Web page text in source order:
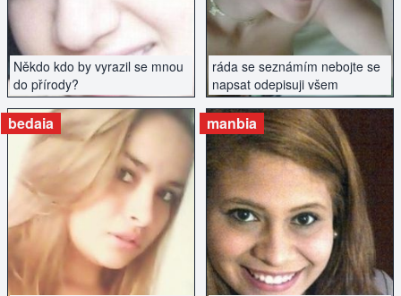
Někdo kdo by vyrazil se mnou
do přírody?
ráda se seznámím nebojte se
napsat odepisuji všem
bedaia
ZOBRAZIT INZERÁT
manbia
ZOBRAZIT INZERÁT